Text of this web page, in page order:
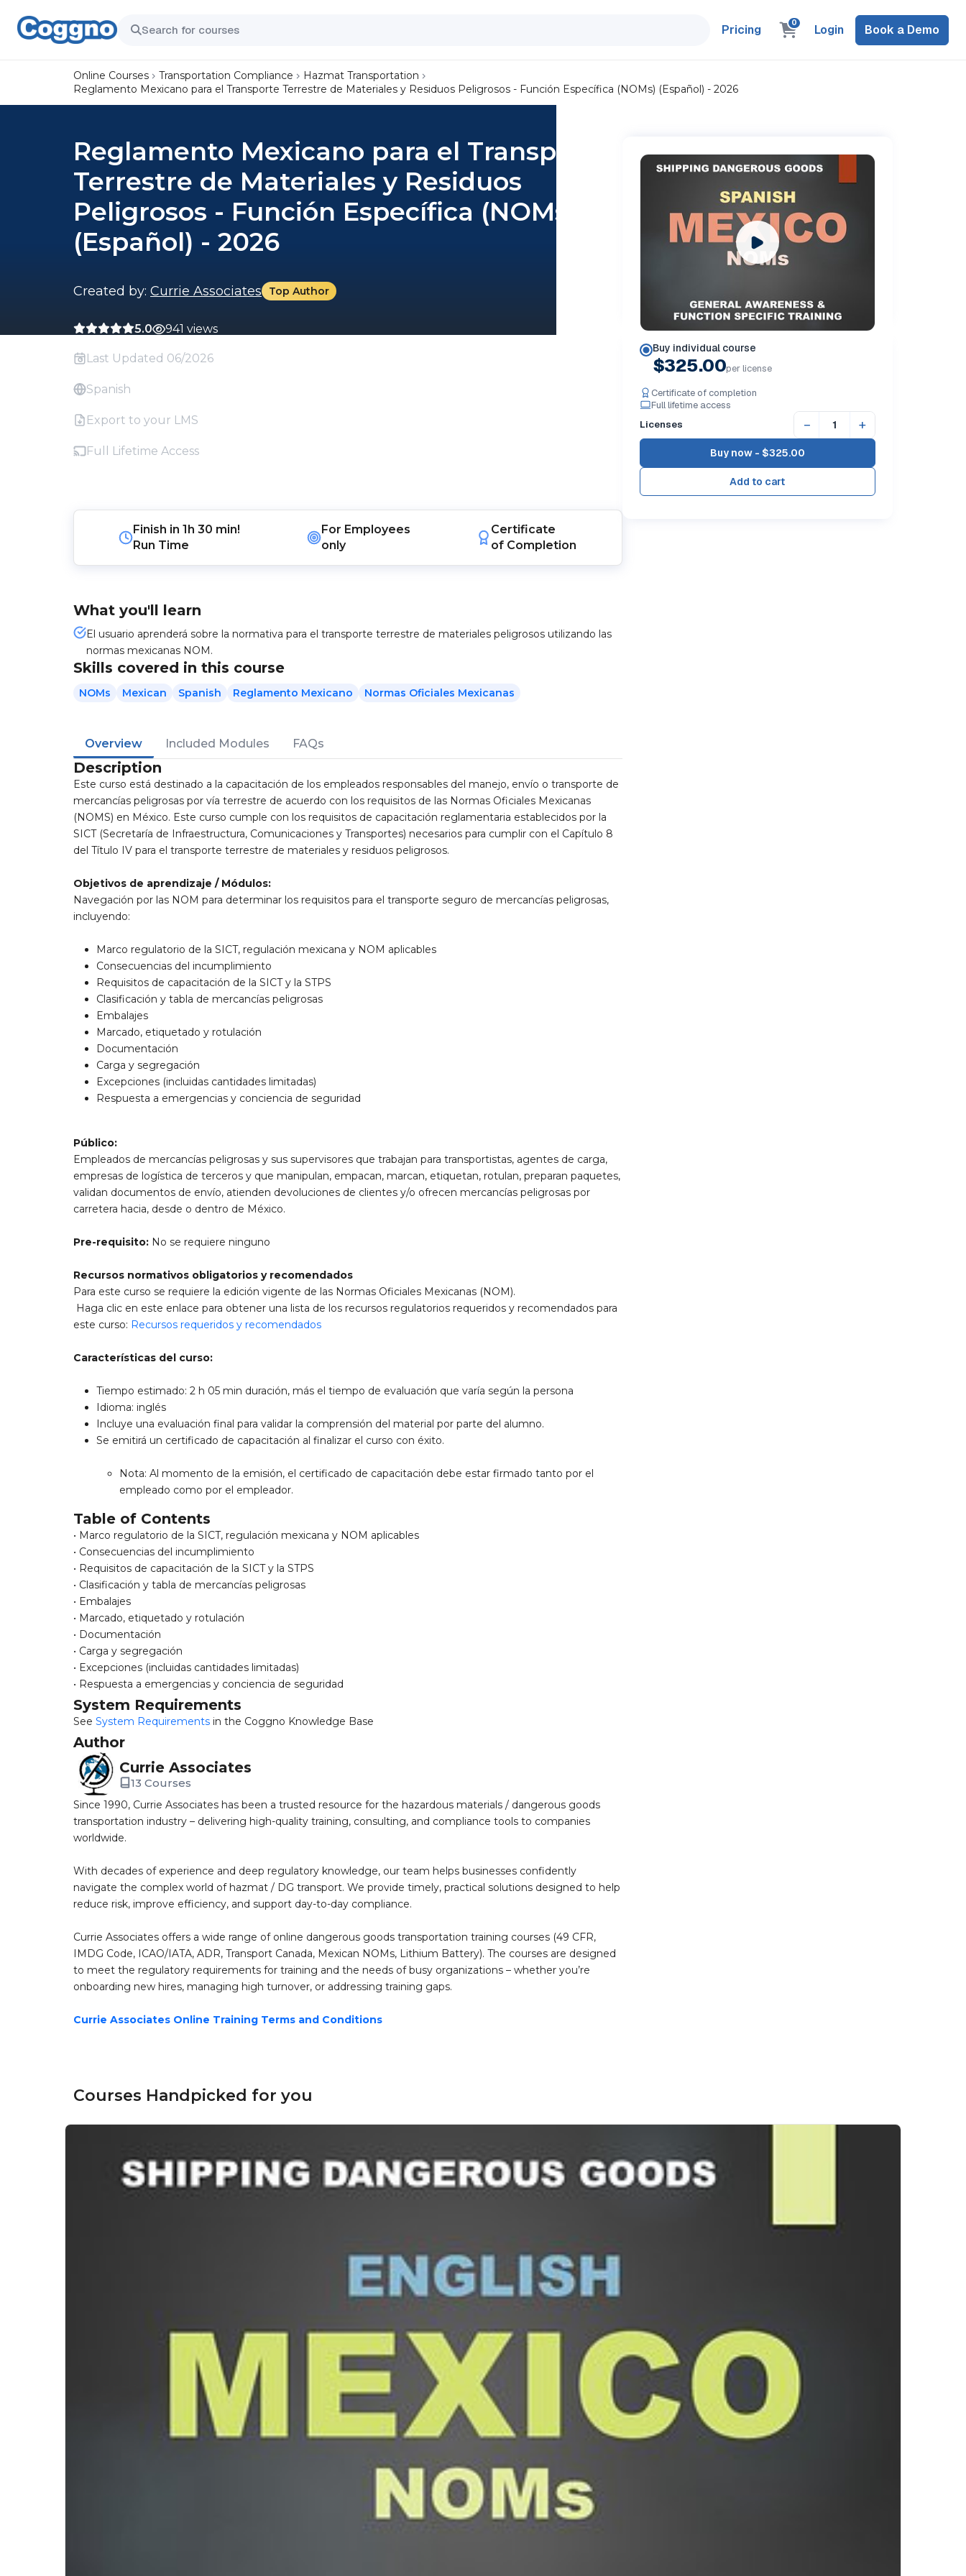
Pricing 0 Login Book a Demo
Online Courses Transportation Compliance
Hazmat Transportation
Reglamento Mexicano para el Transporte Terrestre de Materiales y Residuos Peligrosos - Función Específica (NOMs) (Español) - 2026
Reglamento Mexicano para el Transporte
Terrestre de Materiales y Residuos
Peligrosos - Función Específica (NOMs)
(Español) - 2026
Created by: Currie Associates Top Author
5.0 941 views
Last Updated 06/2026
Spanish
Export to your LMS
Full Lifetime Access
Finish in1h 30 min!
Run Time
For Employees
only
Certificate
of Completion
What you'll learn
El usuario aprenderá sobre la normativa para el transporte terrestre de materiales peligrosos utilizando las
normas mexicanas NOM.
Skills covered in this course
NOMs Mexican Spanish Reglamento Mexicano Normas Oficiales Mexicanas
Overview Included Modules FAQs
Description
Este curso está destinado a la capacitación de los empleados responsables del manejo, envío o transporte de
mercancías peligrosas por vía terrestre de acuerdo con los requisitos de las Normas Oficiales Mexicanas
(NOMS) en México. Este curso cumple con los requisitos de capacitación reglamentaria establecidos por la
SICT (Secretaría de Infraestructura, Comunicaciones y Transportes) necesarios para cumplir con el Capítulo 8
del Título IV para el transporte terrestre de materiales y residuos peligrosos.
Objetivos de aprendizaje / Módulos:
Navegación por las NOM para determinar los requisitos para el transporte seguro de mercancías peligrosas,
incluyendo:
Marco regulatorio de la SICT, regulación mexicana y NOM aplicables
Consecuencias del incumplimiento
Requisitos de capacitación de la SICT y la STPS
Clasificación y tabla de mercancías peligrosas
Embalajes
Marcado, etiquetado y rotulación
Documentación
Carga y segregación
Excepciones (incluidas cantidades limitadas)
Respuesta a emergencias y conciencia de seguridad
Público:
Empleados de mercancías peligrosas y sus supervisores que trabajan para transportistas, agentes de carga,
empresas de logística de terceros y que manipulan, empacan, marcan, etiquetan, rotulan, preparan paquetes,
validan documentos de envío, atienden devoluciones de clientes y/o ofrecen mercancías peligrosas por
carretera hacia, desde o dentro de México.
Pre-requisito: No se requiere ninguno
Recursos normativos obligatorios y recomendados
Para este curso se requiere la edición vigente de las Normas Oficiales Mexicanas (NOM).
Haga clic en este enlace para obtener una lista de los recursos regulatorios requeridos y recomendados para
este curso: Recursos requeridos y recomendados
Características del curso:
Tiempo estimado: 2 h 05 min duración, más el tiempo de evaluación que varía según la persona
Idioma: inglés
Incluye una evaluación final para validar la comprensión del material por parte del alumno.
Se emitirá un certificado de capacitación al finalizar el curso con éxito.
Nota: Al momento de la emisión, el certificado de capacitación debe estar firmado tanto por el
empleado como por el empleador.
Table of Contents
• Marco regulatorio de la SICT, regulación mexicana y NOM aplicables
• Consecuencias del incumplimiento
• Requisitos de capacitación de la SICT y la STPS
• Clasificación y tabla de mercancías peligrosas
• Embalajes
• Marcado, etiquetado y rotulación
• Documentación
• Carga y segregación
• Excepciones (incluidas cantidades limitadas)
• Respuesta a emergencias y conciencia de seguridad
System Requirements
See System Requirements in the Coggno Knowledge Base
Author
Currie Associates
13 Courses
Since 1990, Currie Associates has been a trusted resource for the hazardous materials / dangerous goods
transportation industry – delivering high-quality training, consulting, and compliance tools to companies
worldwide.
With decades of experience and deep regulatory knowledge, our team helps businesses confidently
navigate the complex world of hazmat / DG transport. We provide timely, practical solutions designed to help
reduce risk, improve efficiency, and support day-to-day compliance.
Currie Associates offers a wide range of online dangerous goods transportation training courses (49 CFR,
IMDG Code, ICAO/IATA, ADR, Transport Canada, Mexican NOMs, Lithium Battery). The courses are designed
to meet the regulatory requirements for training and the needs of busy organizations – whether you’re
onboarding new hires, managing high turnover, or addressing training gaps.
Currie Associates Online Training Terms and Conditions
Buy individual course
$325.00per license
Certificate of completion
Full lifetime access
Licenses
− +
Buy now - $325.00
Courses Handpicked for you